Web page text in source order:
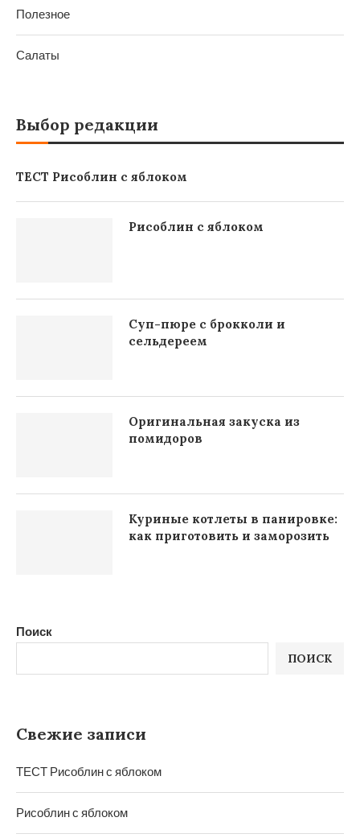
Поиск
ПОИСК
Свежие записи
ТЕСТ Рисоблин с яблоком
Рисоблин с яблоком
Полезное
Салаты
Выбор редакции
ТЕСТ Рисоблин с яблоком
Рисоблин с яблоком
Суп-пюре с брокколи и
сельдереем
Оригинальная закуска из
помидоров
Куриные котлеты в панировке:
как приготовить и заморозить